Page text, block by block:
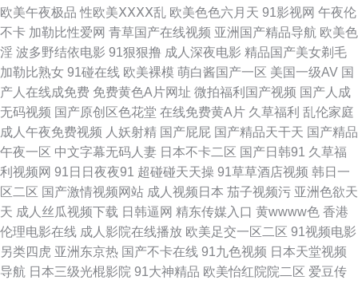
区二区三四五区 亚州av不卡 91内射视频 成人午夜无码福利视频 欧美午夜久
久 先锋影音丝袜制服AV 手机偷拍色图 91香蕉久久 欧美久久黄 91精品传媒
婷婷超碰 91精品7 成人TV午夜福利 免费性爱 午夜剧场福利社 91桃色视频在
线 国产妓女一一二区三区 日韩精品国伦在线播放 91成人天蚕 成人斗音视频
久久伊人艹 亚洲激情文学视频 91视频在线资源网 国产白拍不卡c 欧美黑人
视频 影音先锋在线波多 99久久高清国产 精品国产人妻在线 视频国产在线观
看91 91视频免费刷 国产精品久久性爱 欧美亚洲另类在线 91Ncom黄 成人性
欧美午夜极品 性欧美ⅩⅩⅩⅩ乱 欧美色色六月天 91影视网 午夜伦
不卡 加勒比性爱网 青草国产在线视频 亚洲国产精品导航 欧美色
淫 波多野结依电影 91狠狠撸 成人深夜电影 精品国产美女剃毛
加勒比熟女 91碰在线 欧美裸模 萌白酱国产一区 美国一级AV 国
产人在线成免费 免费黄色A片网址 微拍福利国产视频 国产人成
无码视频 国产原创区色花堂 在线免费黄A片 久草福利 乱伦家庭
成人午夜免费视频 人妖射精 国产屁屁 国产精品天干天 国产精品
午夜一区 中文字幕无码人妻 日本不卡二区 国产日韩91 久草福
利视频网 91日日夜夜91 超碰碰天天操 91草草酒店视频 韩日一
区二区 国产激情视频网站 成人视频日本 茄子视频污 亚洲色欲天
天 成人丝瓜视频下载 日韩逼网 精东传媒入口 黄wwww色 香港
伦理电影在线 成人影院在线播放 欧美足交一区二区 91视频电影
另类四虎 亚洲东京热 国产不卡在线 91九色视频 日本天堂视频
导航 日本三级光棍影院 91大神精品 欧美怡红院院二区 爱豆传